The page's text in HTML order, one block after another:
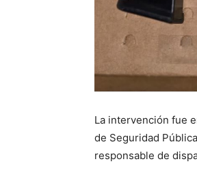
La intervención fue
de Seguridad
responsable de